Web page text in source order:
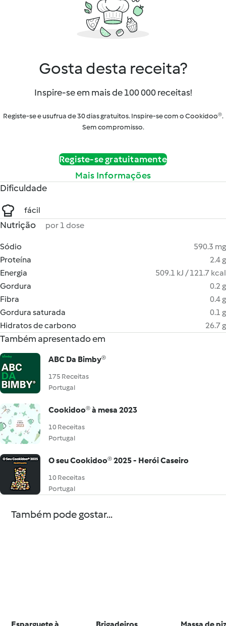
Gosta desta receita?
Inspire-se em mais de 100 000 receitas!
Registe-se e usufrua de 30 dias gratuitos. Inspire-se com o Cookidoo®.
Sem compromisso.
Registe-se gratuitamente
Mais Informações
Dificuldade
fácil
Nutrição por 1 dose
Sódio
590.3 mg
Proteína
2.4 g
Energia
509.1 kJ / 121.7 kcal
Gordura
0.2 g
Fibra
0.4 g
Gordura saturada
0.1 g
Hidratos de carbono
26.7 g
Também apresentado em
ABC Da Bimby®
175 Receitas
Portugal
Cookidoo® à mesa 2023
10 Receitas
Portugal
O seu Cookidoo® 2025 - Herói Caseiro
10 Receitas
Portugal
Também pode gostar...